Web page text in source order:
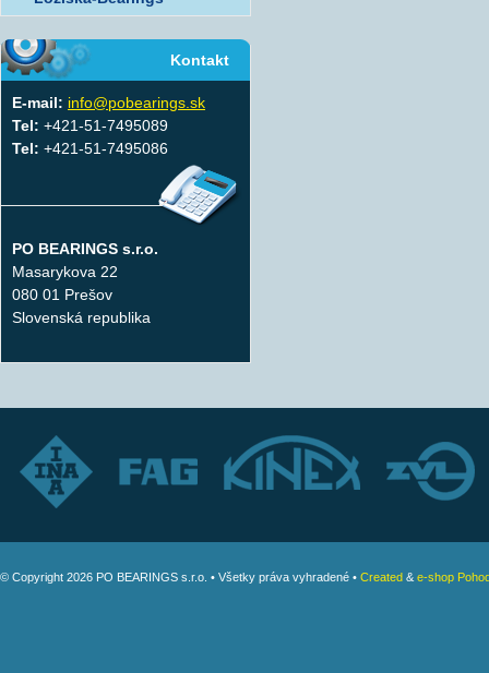
Kontakt
E-mail: info@pobearings.sk
Tel: +421-51-7495089
Tel: +421-51-7495086
PO BEARINGS s.r.o.
Masarykova 22
080 01 Prešov
Slovenská republika
© Copyright 2026 PO BEARINGS s.r.o. • Všetky práva vyhradené • Created & e-shop